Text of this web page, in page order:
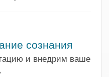
сознания
и внедрим ваше